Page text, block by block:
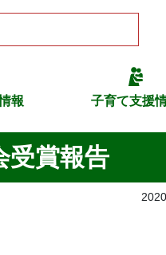
報 子育て支援
受賞報告